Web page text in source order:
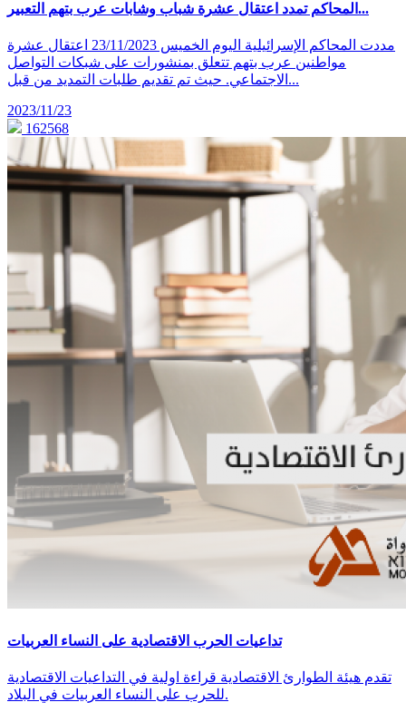
المحاكم تمدد اعتقال عشرة شباب وشابات عرب بتهم التعبير...
مددت المحاكم الإسرائيلية اليوم الخميس 23/11/2023 اعتقال عشرة
مواطنين عرب بتهم تتعلق بمنشورات على شبكات التواصل
الاجتماعي. حيث تم تقديم طلبات التمديد من قبل...
2023/11/23
162568
تداعيات الحرب الاقتصادية على النساء العربيات
تقدم هيئة الطوارئ الاقتصادية قراءة اولية في التداعيات الاقتصادية
للحرب على النساء العربيات في البلاد.